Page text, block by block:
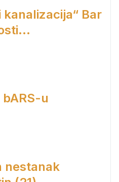
kanalizacija“ Bar
u
nestanak